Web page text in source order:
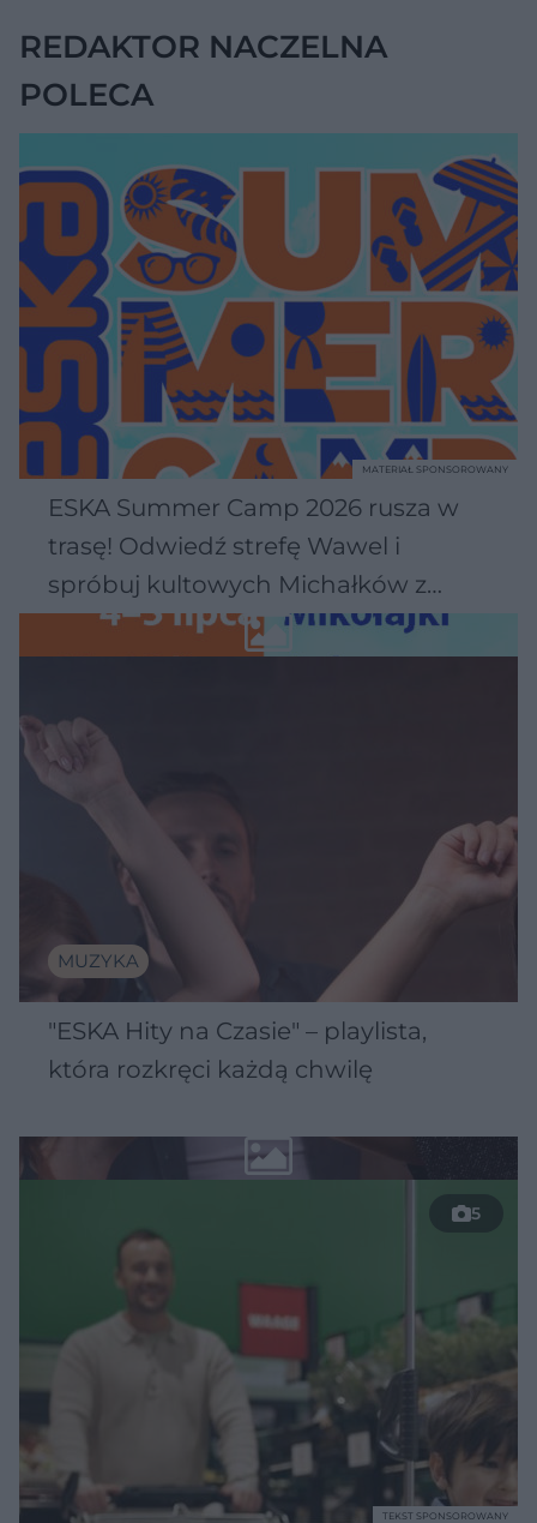
REDAKTOR NACZELNA
POLECA
ESKA Summer Camp 2026 rusza w
trasę! Odwiedź strefę Wawel i
spróbuj kultowych Michałków z
Wawelu
MATERIAŁ SPONSOROWANY
MUZYKA
"ESKA Hity na Czasie" – playlista,
która rozkręci każdą chwilę
5
TEKST SPONSOROWANY